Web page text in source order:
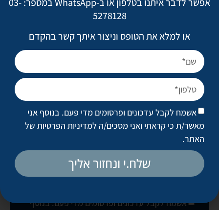
ד״ר שני בלום ד"ר מיתר אטיאס
לקביעת פגישת ייעוץ
אשמח לקבל עדכונים ופרסומים מדי פעם. בנוסף
5278128
או למלא את הטופס וניצור איתך קשר בהקדם
אשמח לקבל עדכונים ופרסומים מדי פעם. בנוסף אני
מאשר/ת כי קראתי ואני מסכים/ה למדיניות הפרטיות של
האתר.
שלח.י ונחזור אליך